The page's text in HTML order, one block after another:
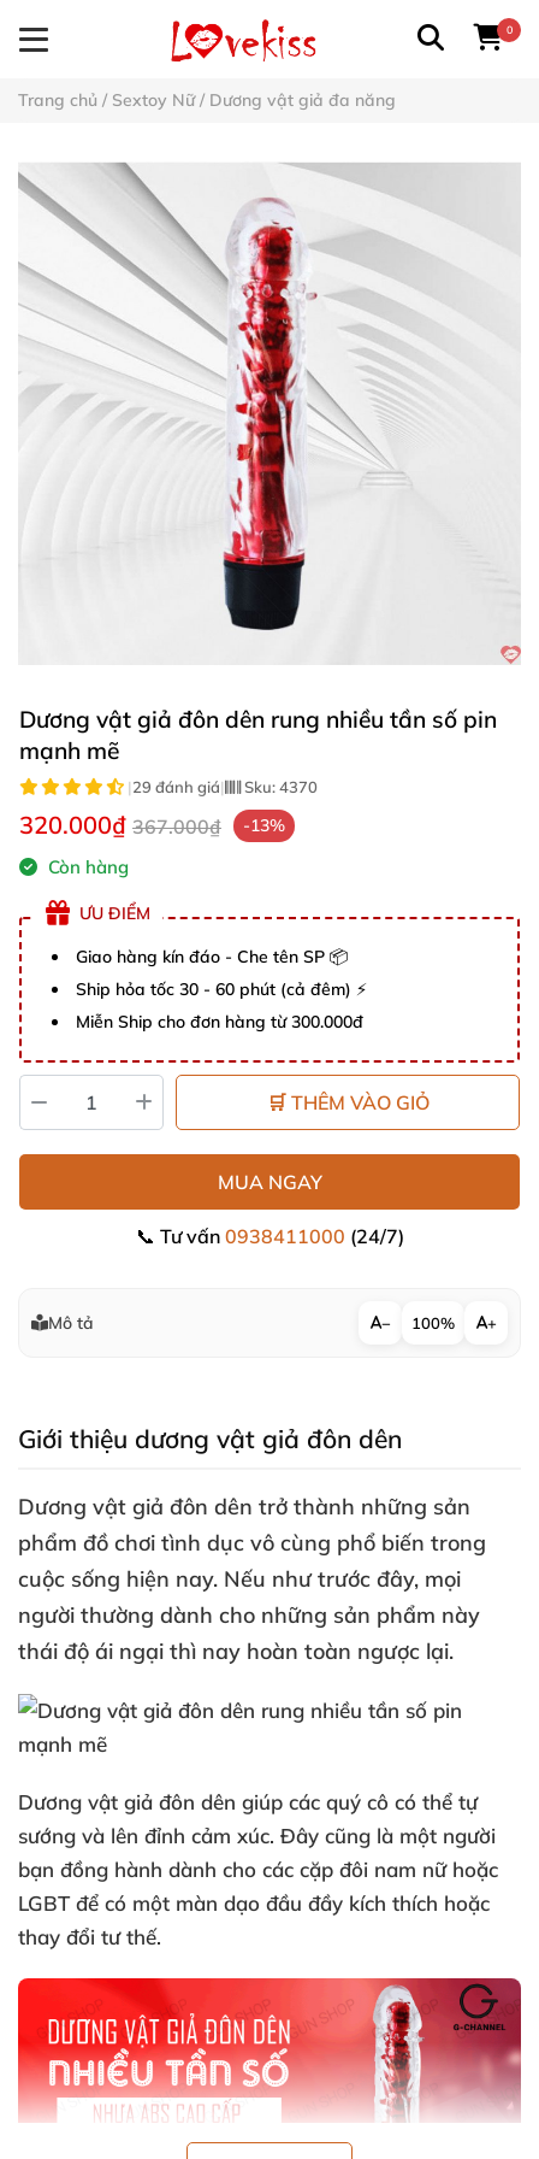
0
Trang chủ / Sextoy Nữ/ Dương vật giả đa năng
Dương vật giả đôn dên rung nhiều tần số pin
mạnh mẽ
|29 đánh giá| Sku:4370
320.000₫ 367.000₫ -13%
Còn hàng
ƯU ĐIỂM
Giao hàng kín đáo - Che tên SP 📦
Ship hỏa tốc 30 - 60 phút (cả đêm) ⚡
Miễn Ship cho đơn hàng từ 300.000đ
🛒 THÊM VÀO GIỎ
MUA NGAY
📞 Tư vấn 0938411000 (24/7)
Mô tả − 100% +
Giới thiệu dương vật giả đôn dên
Dương vật giả đôn dên trở thành những sản
phẩm đồ chơi tình dục vô cùng phổ biến trong
cuộc sống hiện nay. Nếu như trước đây, mọi
người thường dành cho những sản phẩm này
thái độ ái ngại thì nay hoàn toàn ngược lại.
Dương vật giả đôn dên giúp các quý cô có thể tự
sướng và lên đỉnh cảm xúc. Đây cũng là một người
bạn đồng hành dành cho các cặp đôi nam nữ hoặc
LGBTđể có một màn dạo đầu đầy kích thích hoặc
thay đổi tư thế.